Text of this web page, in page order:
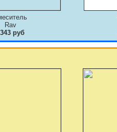
Rav
руб